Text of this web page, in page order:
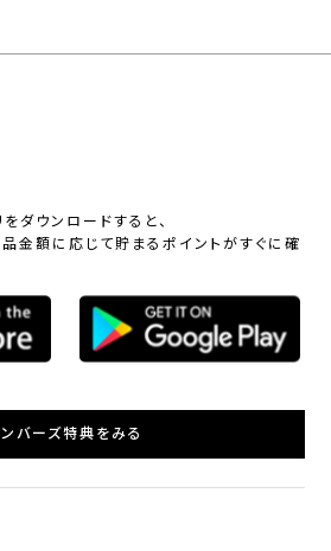
ダウンロードすると、
金額に応じて貯まるポイントがすぐに確
バーズ特典をみる